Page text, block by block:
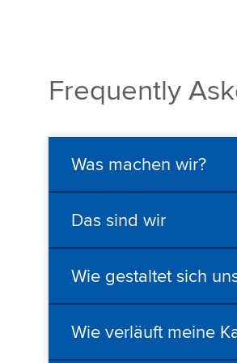
Frequently
Was machen wir?
Das sind wir
Wie gestaltet sich
Wie verläuft meine